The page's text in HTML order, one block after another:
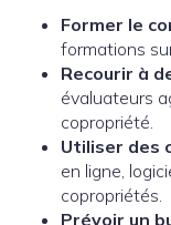
Former le
formations
Recourir à
évaluateurs
copropriété.
Utiliser des
en ligne,
copropriétés.
Prévoir un